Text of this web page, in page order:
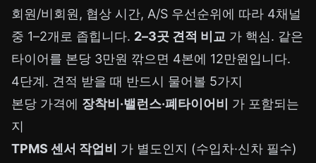
회원/비회원, 협상 시간, A/S 우선순위에 따라 4채널
중 1–2개로 좁힙니다. 2–3곳 견적 비교 가 핵심. 같은
타이어를 본당 3만원 깎으면 4본에 12만원입니다.
4단계. 견적 받을 때 반드시 물어볼 5가지
본당 가격에 장착비·밸런스·폐타이어비
가 포함되는
지
TPMS 센서 작업비
가 별도인지 (수입차·신차 필수)